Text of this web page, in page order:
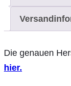
Die genauen
hier.